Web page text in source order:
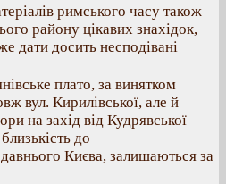
римського часу також
району цікавих знахідок,
дати досить несподівані
плато, за винятком
вул. Кирилівської, але й
на захід від Кудрявської
до
Києва, залишаються за